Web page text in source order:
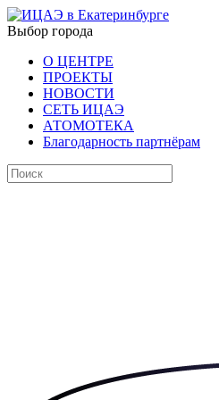
Выбор города
О ЦЕНТРЕ
ПРОЕКТЫ
НОВОСТИ
СЕТЬ ИЦАЭ
АТОМОТЕКА
Благодарность партнёрам